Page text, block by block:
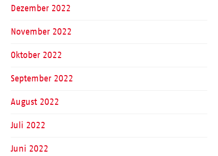
Dezember 2022
November 2022
Oktober 2022
September 2022
August 2022
Juli 2022
Juni 2022